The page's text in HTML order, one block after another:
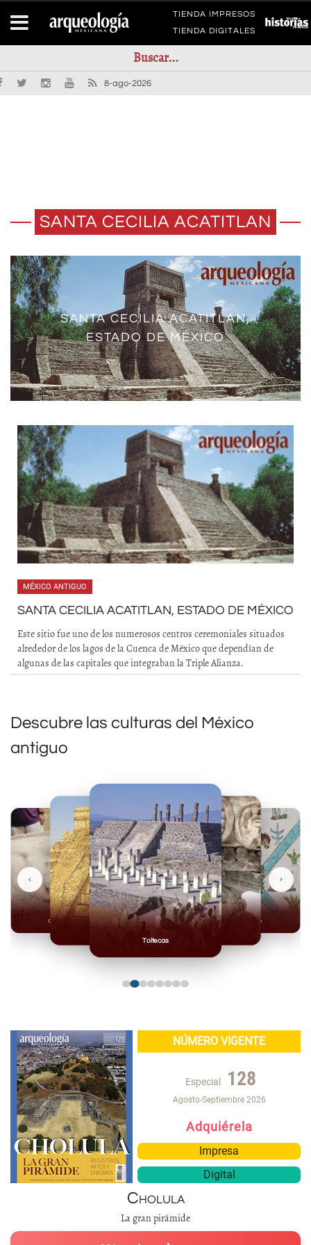
TIENDA IMPRESOS
TIENDA DIGITALES
8-ago-2026
SANTA CECILIA ACATITLAN
SANTA CECILIA ACATITLAN,
ESTADO DE MÉXICO
MÉXICO ANTIGUO
SANTA CECILIA ACATITLAN, ESTADO DE MÉXICO
Este sitio fue uno de los numerosos centros ceremoniales situados
alrededor de los lagos de la Cuenca de México que dependían de
algunas de las capitales que integraban la Triple Alianza.
Descubre las culturas del México
antiguo
Toltecas
Mexicas
Olmecas
‹ ›
NÚMERO VIGENTE
Especial 128
Agosto-Septiembre 2026
Adquiérela
Impresa
Digital
Cholula
La gran pirámide